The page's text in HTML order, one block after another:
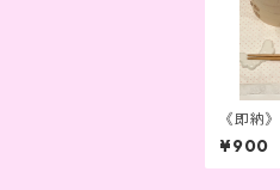
《即納
ing
¥900